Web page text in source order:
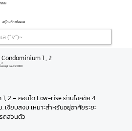
อยู่ไหนก็หาห้องเจอ
1 , 2
2
งชลบุรี ชลบุรี 20000
2 – คอนโด Low-rise ย่านโชคชัย 4
เงียบสงบ เหมาะสำหรับอยู่อาศัยระยะ
ถส่วนตัว